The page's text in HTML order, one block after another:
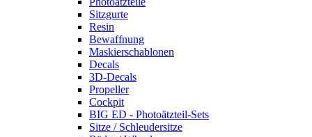
Sitzgurte
Resin
Bewaffnung
Maskierschablonen
Decals
3D-Decals
Propeller
Cockpit
BIG ED - Photoätzteil-Sets
Sitze / Schleudersitze